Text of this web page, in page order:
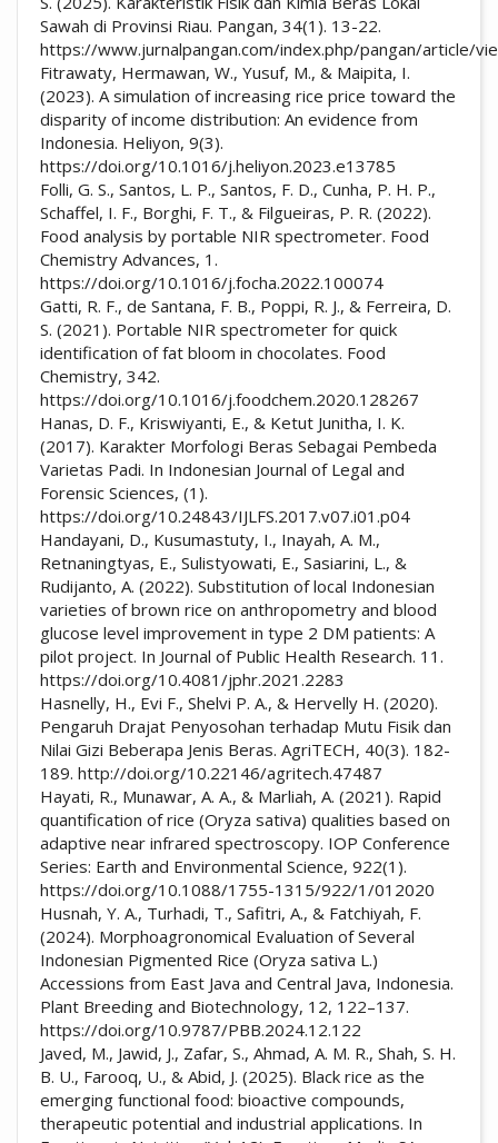
Sawah di Provinsi Riau. Pangan, 34(1). 13-22.
https://www.jurnalpangan.com/index.php/pangan/article/
Fitrawaty, Hermawan, W., Yusuf, M., & Maipita, I.
(2023). A simulation of increasing rice price toward the
disparity of income distribution: An evidence from
Indonesia. Heliyon, 9(3).
https://doi.org/10.1016/j.heliyon.2023.e13785
Folli, G. S., Santos, L. P., Santos, F. D., Cunha, P. H. P.,
Schaffel, I. F., Borghi, F. T., & Filgueiras, P. R. (2022).
Food analysis by portable NIR spectrometer. Food
Chemistry Advances, 1.
https://doi.org/10.1016/j.focha.2022.100074
Gatti, R. F., de Santana, F. B., Poppi, R. J., & Ferreira, D.
S. (2021). Portable NIR spectrometer for quick
identification of fat bloom in chocolates. Food
Chemistry, 342.
https://doi.org/10.1016/j.foodchem.2020.128267
Hanas, D. F., Kriswiyanti, E., & Ketut Junitha, I. K.
(2017). Karakter Morfologi Beras Sebagai Pembeda
Varietas Padi. In Indonesian Journal of Legal and
Forensic Sciences, (1).
https://doi.org/10.24843/IJLFS.2017.v07.i01.p04
Handayani, D., Kusumastuty, I., Inayah, A. M.,
Retnaningtyas, E., Sulistyowati, E., Sasiarini, L., &
Rudijanto, A. (2022). Substitution of local Indonesian
varieties of brown rice on anthropometry and blood
glucose level improvement in type 2 DM patients: A
pilot project. In Journal of Public Health Research. 11.
https://doi.org/10.4081/jphr.2021.2283
Hasnelly, H., Evi F., Shelvi P. A., & Hervelly H. (2020).
Pengaruh Drajat Penyosohan terhadap Mutu Fisik dan
Nilai Gizi Beberapa Jenis Beras. AgriTECH, 40(3). 182-
189. http://doi.org/10.22146/agritech.47487
Hayati, R., Munawar, A. A., & Marliah, A. (2021). Rapid
quantification of rice (Oryza sativa) qualities based on
adaptive near infrared spectroscopy. IOP Conference
Series: Earth and Environmental Science, 922(1).
https://doi.org/10.1088/1755-1315/922/1/012020
Husnah, Y. A., Turhadi, T., Safitri, A., & Fatchiyah, F.
(2024). Morphoagronomical Evaluation of Several
Indonesian Pigmented Rice (Oryza sativa L.)
Accessions from East Java and Central Java, Indonesia.
Plant Breeding and Biotechnology, 12, 122–137.
https://doi.org/10.9787/PBB.2024.12.122
Javed, M., Jawid, J., Zafar, S., Ahmad, A. M. R., Shah, S. H.
B. U., Farooq, U., & Abid, J. (2025). Black rice as the
emerging functional food: bioactive compounds,
therapeutic potential and industrial applications. In